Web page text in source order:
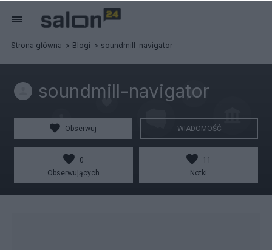
Strona główna Blogi soundmill-navigator
soundmill-navigator
Obserwuj WIADOMOŚĆ
0
Obserwujących
11
Notki